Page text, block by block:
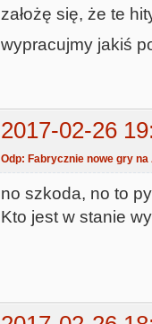
założę się, że te
wypracujmy jakiś
2017-02-26
Odp: Fabrycznie nowe gry
no szkoda, no to
Kto jest w stanie